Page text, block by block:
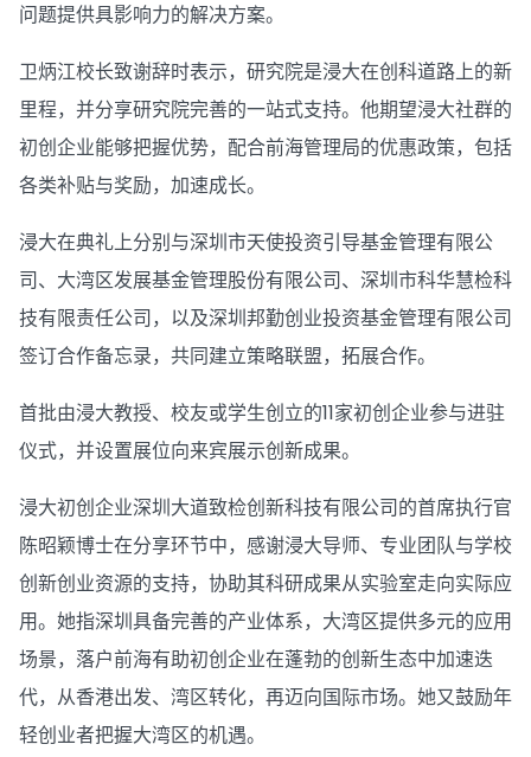
问题提供具影响力的解决方案。
卫炳江校长致谢辞时表示，研究院是浸大在创科道路上的新
里程，并分享研究院完善的一站式支持。他期望浸大社群的
初创企业能够把握优势，配合前海管理局的优惠政策，包括
各类补贴与奖励，加速成长。
浸大在典礼上分别与深圳市天使投资引导基金管理有限公
司、大湾区发展基金管理股份有限公司、深圳市科华慧检科
技有限责任公司，以及深圳邦勤创业投资基金管理有限公司
签订合作备忘录，共同建立策略联盟，拓展合作。
首批由浸大教授、校友或学生创立的11家初创企业参与进驻
仪式，并设置展位向来宾展示创新成果。
浸大初创企业深圳大道致检创新科技有限公司的首席执行官
陈昭颖博士在分享环节中，感谢浸大导师、专业团队与学校
创新创业资源的支持，协助其科研成果从实验室走向实际应
用。她指深圳具备完善的产业体系，大湾区提供多元的应用
场景，落户前海有助初创企业在蓬勃的创新生态中加速迭
代，从香港出发、湾区转化，再迈向国际市场。她又鼓励年
轻创业者把握大湾区的机遇。